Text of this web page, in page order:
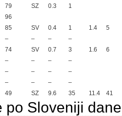
79 SZ 0.3
1
96
85 SV 0.4 1 1.4
5
– – –
–
74 SV 0.7 3 1.6
6
– – –
–
– – –
–
– – –
–
49 SZ 9.6 35 11.4 41
po Sloveniji